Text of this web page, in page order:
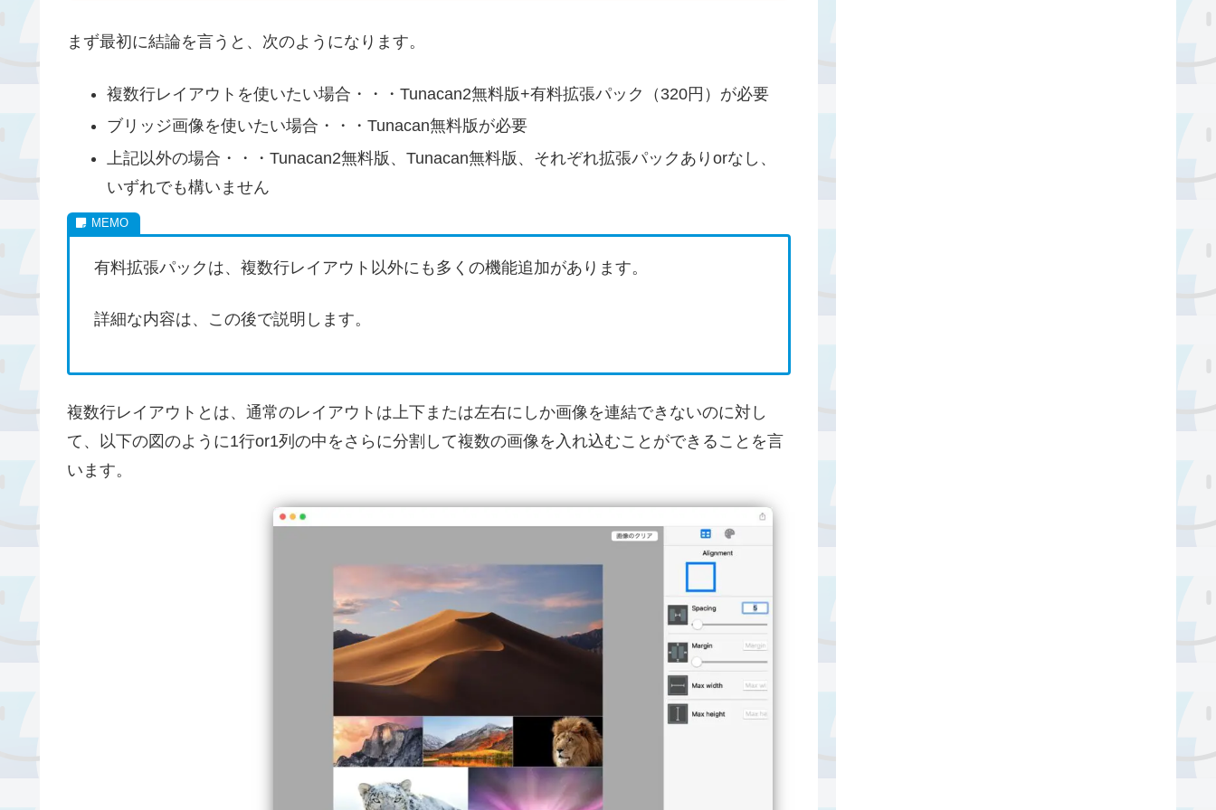
まず最初に結論を言うと、次のようになります。
複数行レイアウトを使いたい場合・・・Tunacan2無料版+有料拡張パック（320円）が必要
ブリッジ画像を使いたい場合・・・Tunacan無料版が必要
上記以外の場合・・・Tunacan2無料版、Tunacan無料版、それぞれ拡張パックありorなし、
いずれでも構いません
有料拡張パックは、複数行レイアウト以外にも多くの機能追加があります。
詳細な内容は、この後で説明します。
複数行レイアウトとは、通常のレイアウトは上下または左右にしか画像を連結できないのに対し
て、以下の図のように1行or1列の中をさらに分割して複数の画像を入れ込むことができることを言
います。